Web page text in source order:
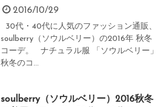
2016/10/29
30代・40代に人気のファッション通販、
soulberry（ソウルベリー）の2016年 秋冬
コーデ。 ナチュラル服 「ソウルベリー」
秋冬のコ...
soulberry（ソウルベリー）2016秋冬